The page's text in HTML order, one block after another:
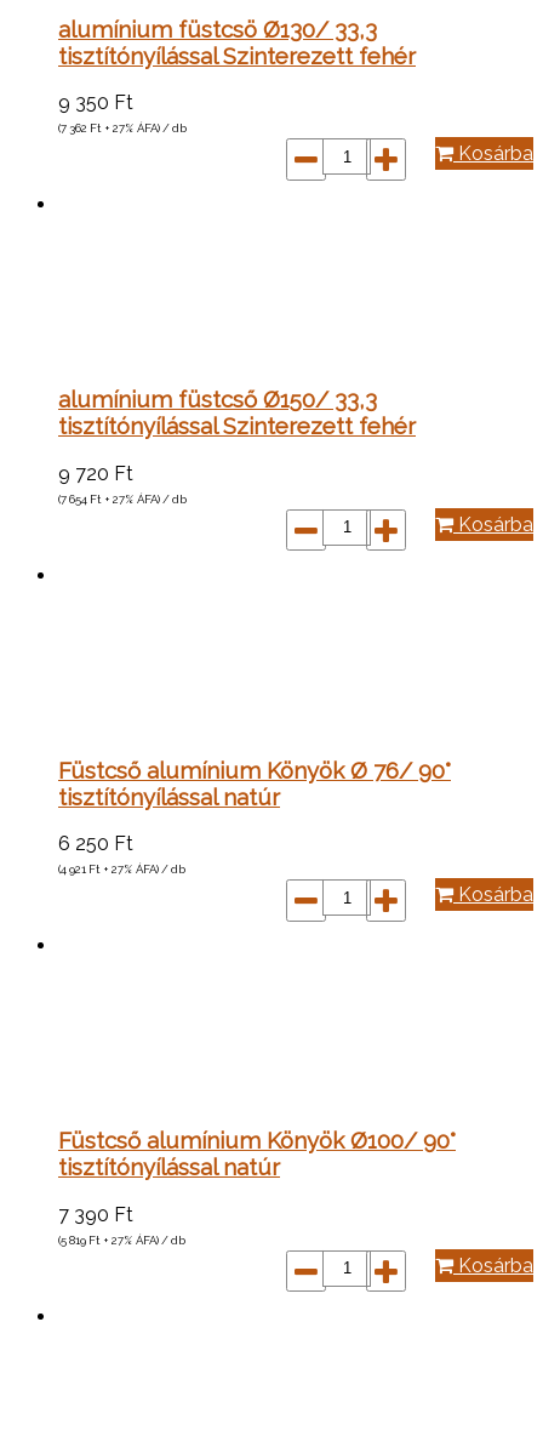
alumínium füstcsö Ø130/ 33,3
tisztítónyílással Szinterezett fehér
9 350 Ft
(7 362 Ft + 27% ÁFA) / db
Kosárba
alumínium füstcső Ø150/ 33,3
tisztítónyílással Szinterezett fehér
9 720 Ft
(7 654 Ft + 27% ÁFA) / db
Kosárba
Füstcső alumínium Könyök Ø 76/ 90°
tisztítónyílással natúr
6 250 Ft
(4 921 Ft + 27% ÁFA) / db
Kosárba
Füstcső alumínium Könyök Ø100/ 90°
tisztítónyílással natúr
7 390 Ft
(5 819 Ft + 27% ÁFA) / db
Kosárba